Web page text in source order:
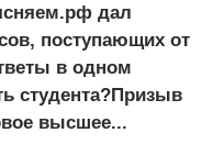
дал
поступающих от
в одном
студента?Призыв
высшее...